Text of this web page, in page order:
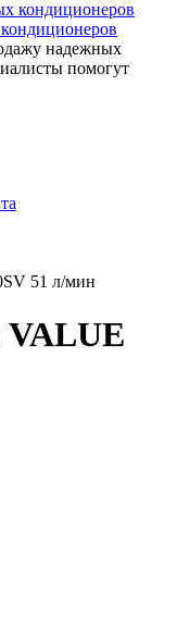
надежных
помогут
51 л/мин